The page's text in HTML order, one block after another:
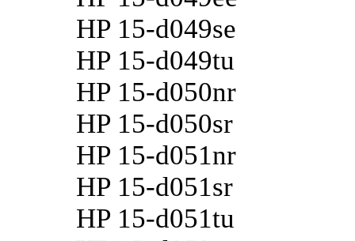
HP 15-d049se
HP 15-d049tu
HP 15-d050nr
HP 15-d050sr
HP 15-d051nr
HP 15-d051sr
HP 15-d051tu